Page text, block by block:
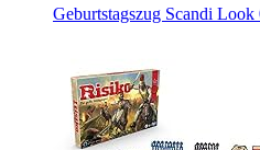
Geburtstagszug Scandi